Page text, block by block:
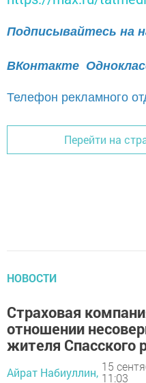
Подписывайтесь на
ВКонтакте
Телефон рекламного
Перейти на
НОВОСТИ
Страховая
отношении
жителя Спасского
Айрат Набиуллин, 15
11:03